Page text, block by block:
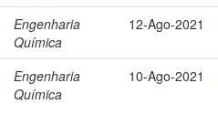
Engenharia
Química
12-Ago-2021
Engenharia
Química
10-Ago-2021